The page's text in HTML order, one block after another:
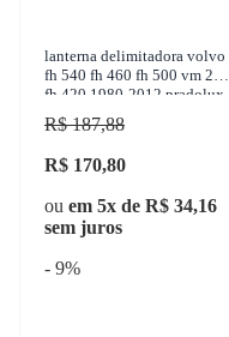
lanterna delimitadora volvo
fh 540 fh 460 fh 500 vm 270
fh 420 1980-2012 pradolux -
pl0486.00.62
R$ 187,88
R$ 170,80
ou em 5x de R$ 34,16
sem juros
- 9%